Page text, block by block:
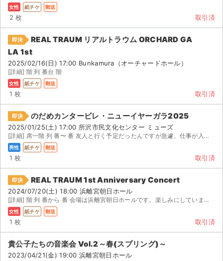
女性 紙チケ 郵送
2 枚 取引済
即決
REAL TRAUM リアルトラウム ORCHARD GA
LA 1st
2025/02/16(日) 17:00 Bunkamura（オーチャードホール）
[詳細] 階 列 番台 階
女性 紙チケ 郵送
1 枚 取引済
即決 のだめカンタービレ・ニューイヤーガラ2025
2025/01/25(土) 17:00 所沢市民文化センター ミューズ
[詳細] 席一階 列 番〜 番 友人と行く予定だったんですが急遽、仕事が入り行けなくなりました。...
男性 紙チケ 郵送
1 枚 取引済
即決 REAL TRAUM 1st Anniversary Concert
2024/07/20(土) 18:00 浜離宮朝日ホール
[詳細] 階 列 番から 番 会場は浜離宮朝日ホールです。楽しみにしていましたが、仕事の都合で行...
女性 紙チケ 郵送
1 枚 取引済
貴公子たちの音楽会 Vol.2～春(スプリング)～
2023/04/21(金) 19:00 浜離宮朝日ホール